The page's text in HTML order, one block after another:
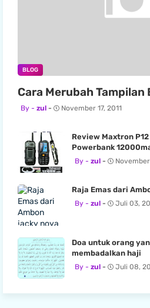
BLOG
Cara Merubah Tampilan
zul November 17, 2011
Review Maxtron
Powerbank
zul November
Raja Emas dari
zul Juli 03,
Doa untuk orang
membadalkan haji
zul Juli 08,